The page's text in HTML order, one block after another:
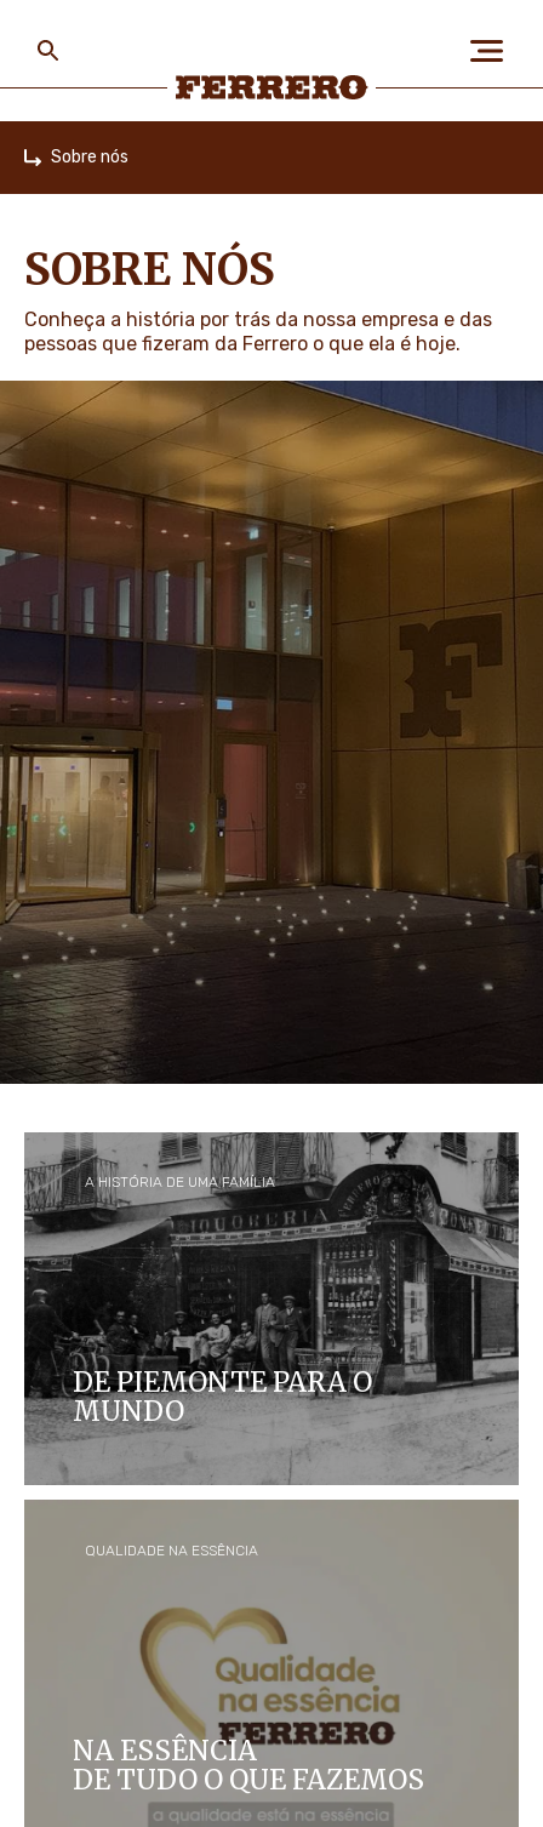
SOBRE NÓS
PESSOAS & PLANETA
NOSSAS MARCAS
CARREIRA
NOTÍCIAS E ARTIGOS
main
content
Sobre nós
SOBRE NÓS
Conheça a história por trás da nossa empresa e das
pessoas que fizeram da Ferrero o que ela é hoje.
A HISTÓRIA DE UMA FAMÍLIA
DE PIEMONTE PARA O
MUNDO
A Ferrero começou como uma pequena
confeitaria em Alba, Itália, e agora é uma das
maiores empresas do mundo. Além disso, também
amadas.
QUALIDADE NA ESSÊNCIA
NA ESSÊNCIA
DE TUDO O QUE FAZEMOS
Há mais de 70 anos, a qualidade está na essência